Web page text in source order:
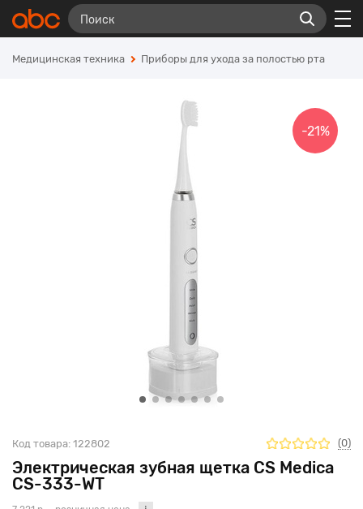
Медицинская техника Приборы для ухода за полостью рта
Электрическая зубная щетка CS Medica
CS-333-WT
Код товара: 122802 (0)
-21%